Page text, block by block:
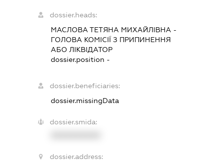
dossier.heads:
МАСЛОВА ТЕТЯНА МИХАЙЛІВНА -
ГОЛОВА КОМІСІЇ З ПРИПИНЕННЯ
АБО ЛІКВІДАТОР
dossier.position -
dossier.beneficiaries:
dossier.missingData
dossier.smida:
dossier.address: